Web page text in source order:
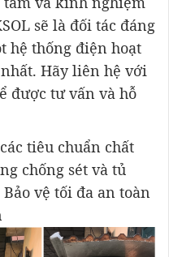
sẽ là đối tác đáng
hệ thống điện hoạt
Hãy liên hệ với
được tư vấn và hỗ
tiêu chuẩn chất
chống sét và tủ
vệ tối đa an toàn